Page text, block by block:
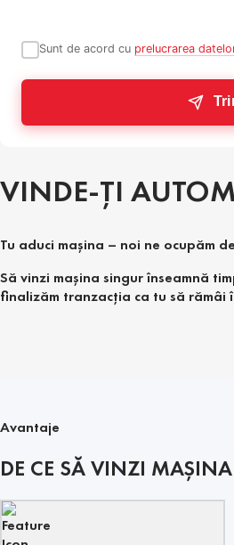
Sunt de acord cu prelucrarea
VINDE-ȚI
Tu aduci mașina – noi ne ocupăm
Să vinzi mașina singur înseamnă
finalizăm tranzacția ca tu să rămâi
Avantaje
DE CE SĂ VINZI